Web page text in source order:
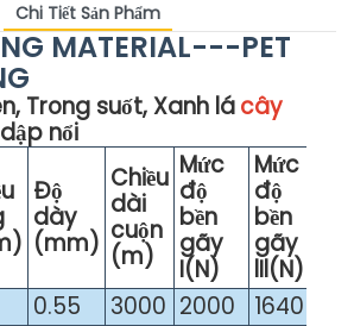
Chi Tiết Sản Phẩm
MATERIAL---PET
Trong suốt, Xanh lácây
nổi
Độ
dày
(mm)
Chiều
dài
cuộn
(m)
Mức
độ
bền
gãy
I(N)
Mức
độ
bền
gãy
lIl(N)
0.55 3000 2000
1640